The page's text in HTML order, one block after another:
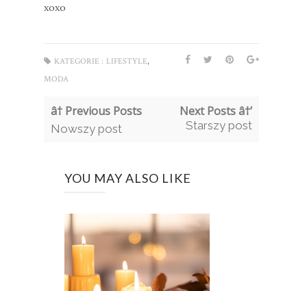
xoxo
KATEGORIE : LIFESTYLE,
MODA
â† Previous Posts
Nowszy post
Next Posts â†’
Starszy post
YOU MAY ALSO LIKE